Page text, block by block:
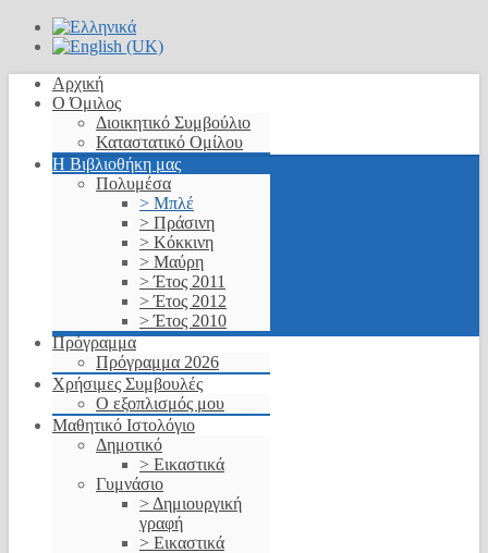
Αρχική
Ο Όμιλος
Διοικητικό Συμβούλιο
Καταστατικό Ομίλου
Η Βιβλιοθήκη μας
Πολυμέσα
> Μπλέ
> Πράσινη
> Κόκκινη
> Μαύρη
> Έτος 2011
> Έτος 2012
> Έτος 2010
Πρόγραμμα
Πρόγραμμα 2026
Χρήσιμες Συμβουλές
Ο εξοπλισμός μου
Μαθητικό Ιστολόγιο
Δημοτικό
> Εικαστικά
Γυμνάσιο
> Δημιουργική
γραφή
> Εικαστικά